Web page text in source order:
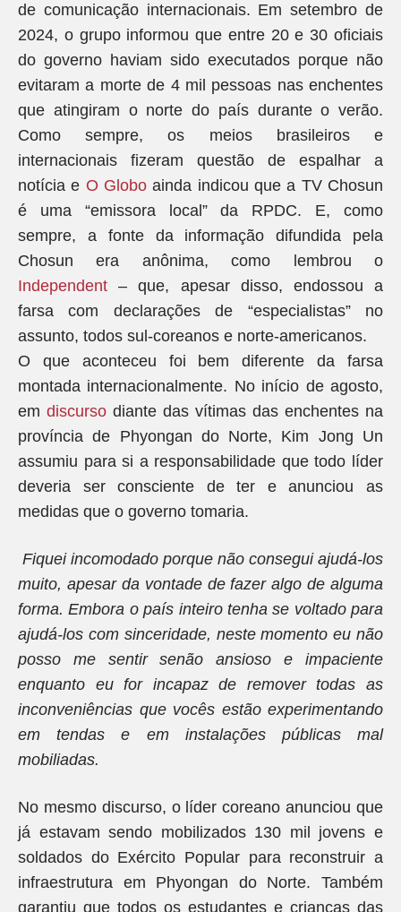
de comunicação internacionais. Em setembro de
2024, o grupo informou que entre 20 e 30 oficiais
do governo haviam sido executados porque não
evitaram a morte de 4 mil pessoas nas enchentes
que atingiram o norte do país durante o verão.
Como sempre, os meios brasileiros e
internacionais fizeram questão de espalhar a
notícia e O Globo ainda indicou que a TV Chosun
é uma “emissora local” da RPDC. E, como
sempre, a fonte da informação difundida pela
Chosun era anônima, como lembrou o
Independent – que, apesar disso, endossou a
farsa com declarações de “especialistas” no
assunto, todos sul-coreanos e norte-americanos.
O que aconteceu foi bem diferente da farsa
montada internacionalmente. No início de agosto,
em discurso diante das vítimas das enchentes na
província de Phyongan do Norte, Kim Jong Un
assumiu para si a responsabilidade que todo líder
deveria ser consciente de ter e anunciou as
medidas que o governo tomaria.
Fiquei incomodado porque não consegui ajudá-los
muito, apesar da vontade de fazer algo de alguma
forma. Embora o país inteiro tenha se voltado para
ajudá-los com sinceridade, neste momento eu não
posso me sentir senão ansioso e impaciente
enquanto eu for incapaz de remover todas as
inconveniências que vocês estão experimentando
em tendas e em instalações públicas mal
mobiliadas.
No mesmo discurso, o líder coreano anunciou que
já estavam sendo mobilizados 130 mil jovens e
soldados do Exército Popular para reconstruir a
infraestrutura em Phyongan do Norte. Também
garantiu que todos os estudantes e crianças das